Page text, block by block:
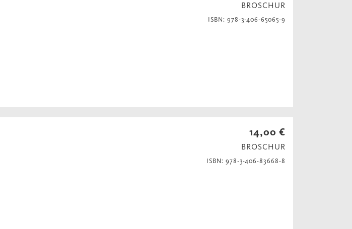
BROSCHUR
ISBN: 978-3-406-65065-9
14,00 €
BROSCHUR
ISBN: 978-3-406-83668-8